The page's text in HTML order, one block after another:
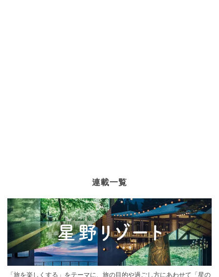
連載一覧
「旅を楽しくする」をテーマに、旅の目的や過ごし方にあわせて「星の